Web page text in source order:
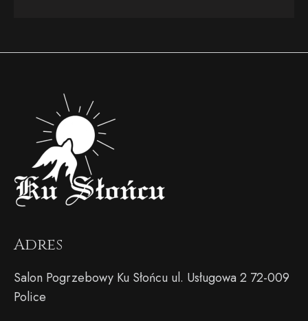
Adres
Salon Pogrzebowy Ku Słońcu ul. Usługowa 2 72-009
Police